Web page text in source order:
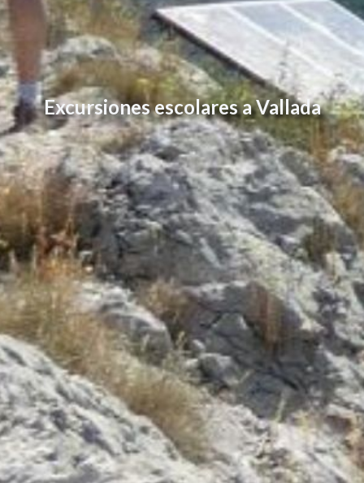
Excursiones escolares a Vallada